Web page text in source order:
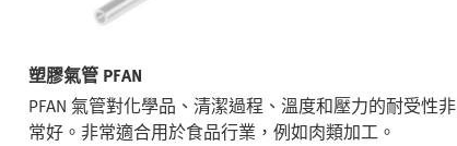
塑膠氣管 PFAN
PFAN 氣管對化學品、清潔過程、溫度和壓力的耐受性非
常好。非常適合用於食品行業，例如肉類加工。